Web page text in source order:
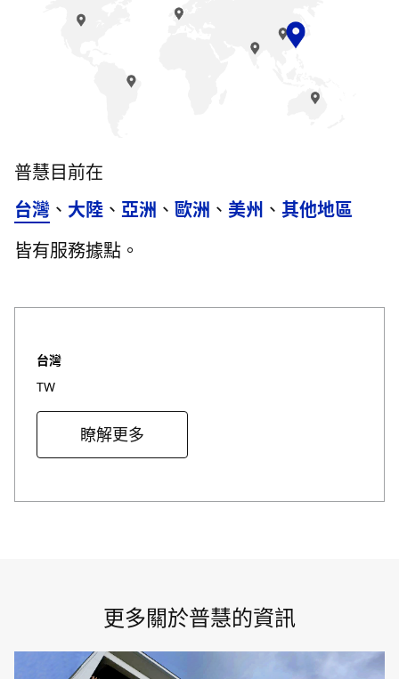
普慧目前在
台灣 、 大陸 、 亞洲 、 歐洲 、 美州 、 其他地區
皆有服務據點。
台灣
TW
瞭解更多
更多關於普慧的資訊